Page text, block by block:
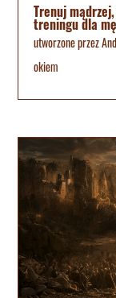
Trenuj
treningu dla
utworzone przez
okiem